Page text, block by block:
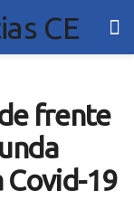
frente
Covid-19